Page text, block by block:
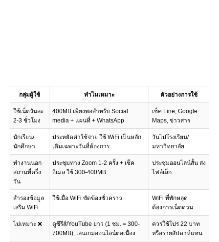
กลุ่มผู้ใช้ ทำไมเหมาะ ตัวอย่างการใช้
ใช้เน็ตวันละ
2-3 ชั่วโมง
400MB เพียงพอสำหรับ Social
media + แผนที่ + WhatsApp
เช็ค Line, Google
Maps, ข่าวสาร
นักเรียน/
นักศึกษา
ประหยัดค่าใช้จ่าย ใช้ WiFi เป็นหลัก
เติมเฉพาะวันที่ต้องการ
วันไปโรงเรียน/
มหาวิทยาลัย
ทำงานนอก
สถานที่ครึ่ง
วัน
ประชุมทาง Zoom 1-2 ครั้ง + เช็ค
อีเมล ใช้ 300-400MB
ประชุมออนไลน์สั้น ส่ง
ไฟล์เล็ก
สำรองข้อมูล
เสริม WiFi
ใช้เมื่อ WiFi ขัดข้องชั่วคราว
WiFi ที่พักหลุด
ต้องการเน็ตด่วน
ไม่เหมาะ ❌
ดูซีรีส์/YouTube ยาว (1 ชม. = 300-
700MB), เล่นเกมออนไลน์ต่อเนื่อง
ควรใช้โปร 22 บาท
หรือรายสัปดาห์แทน